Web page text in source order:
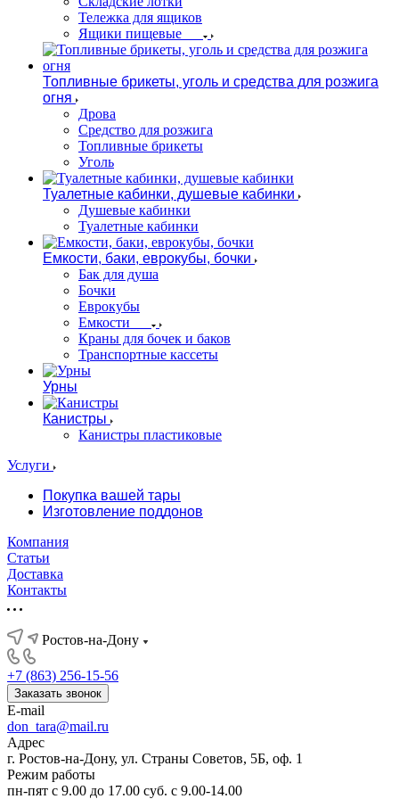
Тележка для ящиков
Ящики пищевые
Топливные брикеты, уголь и средства для розжига
огня
Дрова
Средство для розжига
Топливные брикеты
Уголь
Туалетные кабинки, душевые кабинки
Душевые кабинки
Туалетные кабинки
Емкости, баки, еврокубы, бочки
Бак для душа
Бочки
Еврокубы
Емкости
Краны для бочек и баков
Транспортные кассеты
Урны
Канистры
Канистры пластиковые
Услуги
Покупка вашей тары
Изготовление поддонов
Компания
Статьи
Доставка
Контакты
Ростов-на-Дону
+7 (863) 256-15-56
Заказать звонок
E-mail
don_tara@mail.ru
Адрес
г. Ростов-на-Дону, ул. Страны Советов, 5Б, оф. 1
Режим работы
пн-пят с 9.00 до 17.00 суб. с 9.00-14.00